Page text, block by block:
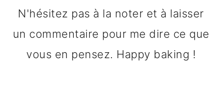
N'hésitez pas à la noter et à laisser
un commentaire pour me dire ce que
vous en pensez. Happy baking !